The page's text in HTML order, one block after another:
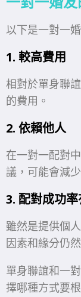
以下是一對一
1. 較高費用
相對於單身聯
的費用。
2. 依賴他人
在一對一配對
議，可能會減
3. 配對成功
雖然是提供個
因素和緣分仍
單身聯誼和一
擇哪種方式要